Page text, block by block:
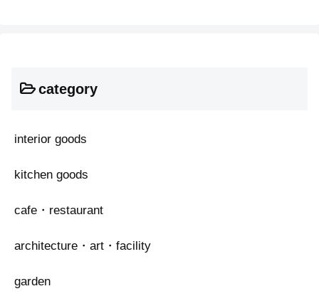
category
interior goods
kitchen goods
cafe・restaurant
architecture・art・facility
garden